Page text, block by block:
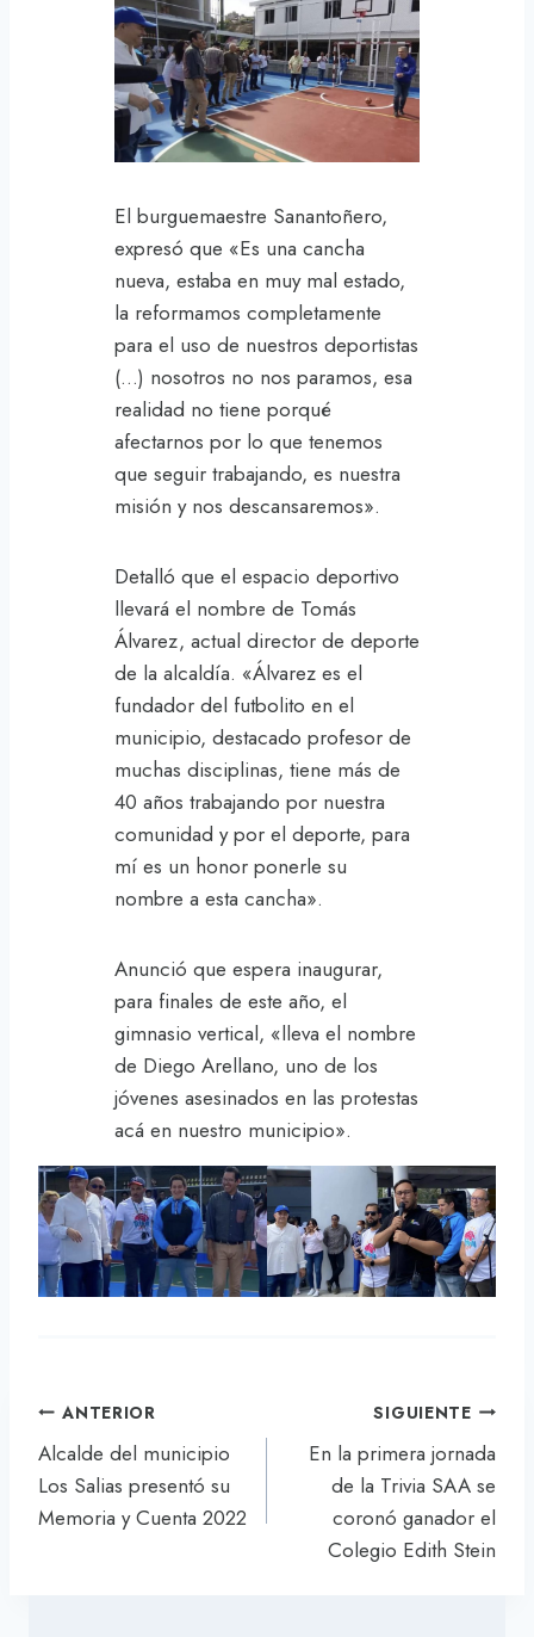
El burguemaestre Sanantoñero,
expresó que «Es una cancha
nueva, estaba en muy mal estado,
la reformamos completamente
para el uso de nuestros deportistas
(…) nosotros no nos paramos, esa
realidad no tiene porqué
afectarnos por lo que tenemos
que seguir trabajando, es nuestra
misión y nos descansaremos».
Detalló que el espacio deportivo
llevará el nombre de Tomás
Álvarez, actual director de deporte
de la alcaldía. «Álvarez es el
fundador del futbolito en el
municipio, destacado profesor de
muchas disciplinas, tiene más de
40 años trabajando por nuestra
comunidad y por el deporte, para
mí es un honor ponerle su
nombre a esta cancha».
Anunció que espera inaugurar,
para finales de este año, el
gimnasio vertical, «lleva el nombre
de Diego Arellano, uno de los
jóvenes asesinados en las protestas
acá en nuestro municipio».
Navegación
de
entradas
ANTERIOR
Alcalde del municipio
Los Salias presentó su
Memoria y Cuenta 2022
SIGUIENTE
En la primera jornada
de la Trivia SAA se
coronó ganador el
Colegio Edith Stein